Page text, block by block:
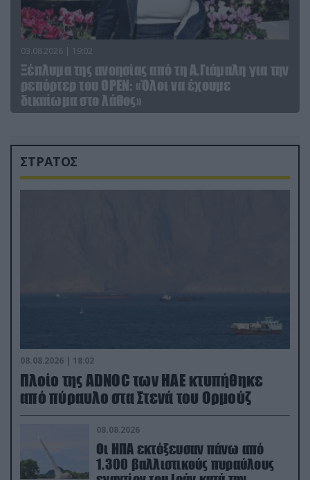
03.08.2026 | 19:02
Ξέπλυμα της ανοησίας από τη Α.Γιάμαλη για την
ρεπόρτερ του ΟΡΕΝ: «Όλοι να έχουμε
δικαίωμα στο λάθος»
ΣΤΡΑΤΟΣ
08.08.2026 | 18:02
Πλοίο της ADNOC των ΗΑΕ κτυπήθηκε
από πύραυλο στα Στενά του Ορμούζ
08.08.2026
Οι ΗΠΑ εκτόξευσαν πάνω από
1.300 βαλλιστικούς πυραύλους